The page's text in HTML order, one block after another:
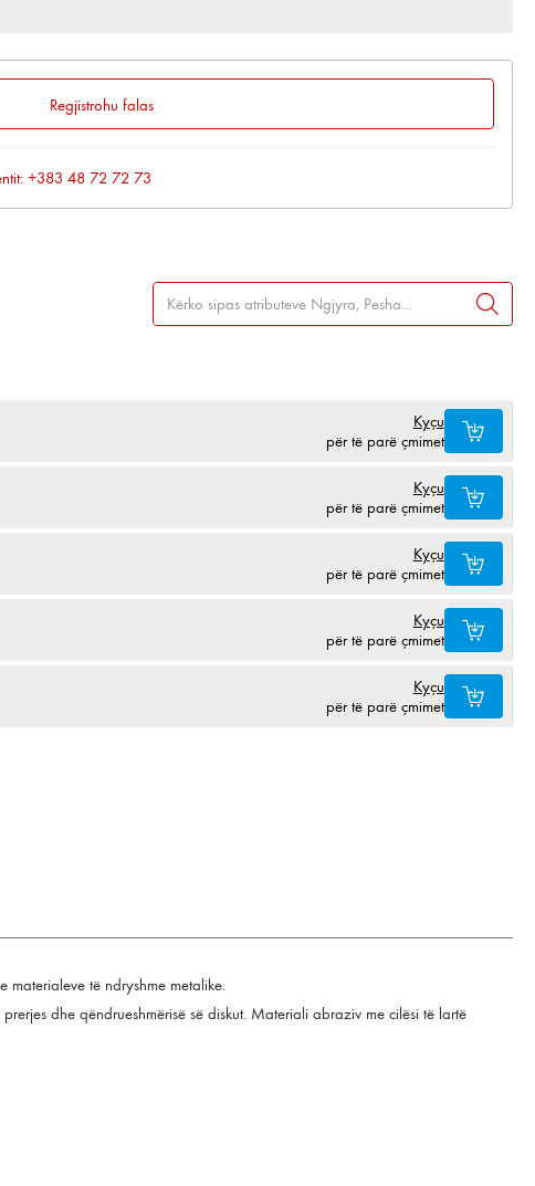
Regjistrohu falas
+383 48 72 72 73
Kyçu
për të parë çmimet
Kyçu
për të parë çmimet
Kyçu
për të parë çmimet
Kyçu
për të parë çmimet
Kyçu
për të parë çmimet
materialeve të ndryshme metalike.
dhe qëndrueshmërisë së diskut. Materiali abraziv me cilësi të lartë